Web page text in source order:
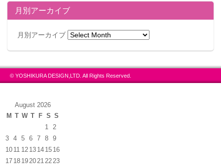
月別アーカイブ
月別アーカイブ
© YOSHIKURA DESIGN,LTD. All Rights Reserved.
August 2026
M T W T F S S
1
2
3
4 5 6 7 8
9
10 11 12 13 14 15 16
17 18 19 20 21 22 23